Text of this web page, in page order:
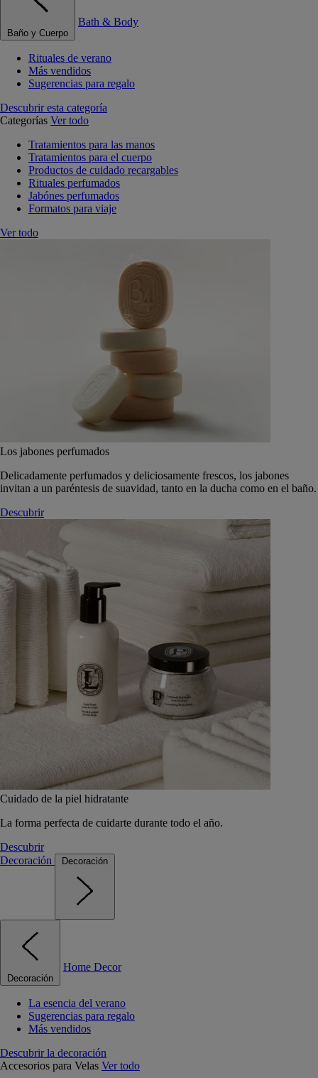
Baño y Cuerpo
Bath & Body
Rituales de verano
Más vendidos
Sugerencias para regalo
Descubrir esta categoría
Categorías Ver todo
Tratamientos para las manos
Tratamientos para el cuerpo
Productos de cuidado recargables
Rituales perfumados
Jabónes perfumados
Formatos para viaje
Ver todo
Los jabones perfumados
Delicadamente perfumados y deliciosamente frescos, los jabones
invitan a un paréntesis de suavidad, tanto en la ducha como en el baño.
Descubrir
Cuidado de la piel hidratante
La forma perfecta de cuidarte durante todo el año.
Descubrir
Decoración
Decoración
Decoración
Home Decor
La esencia del verano
Sugerencias para regalo
Más vendidos
Descubrir la decoración
Accesorios para Velas Ver todo